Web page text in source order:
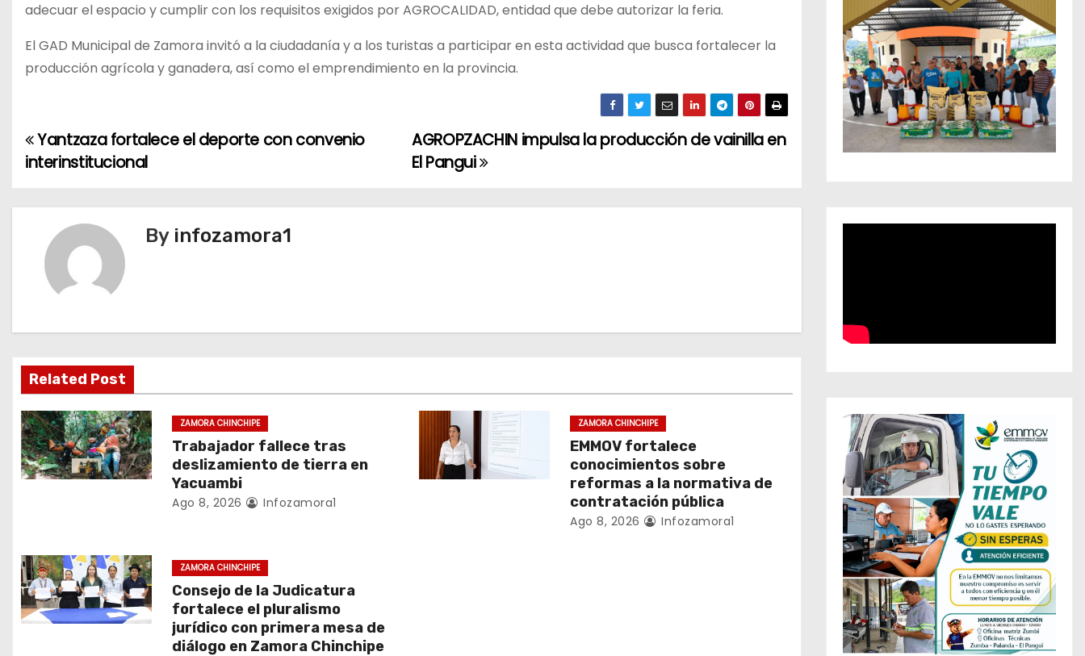
adecuar el espacio y cumplir con los requisitos exigidos por AGROCALIDAD, entidad que debe autorizar la feria.
El GAD Municipal de Zamora invitó a la ciudadanía y a los turistas a participar en esta actividad que busca fortalecer la
producción agrícola y ganadera, así como el emprendimiento en la provincia.
N
v
i
ó
n
d
e
n
t
AGROPZACHIN impulsa la producción de vainilla en
El Pangui
Yantzaza fortalece el deporte con convenio
interinstitucional
By infozamora1
Related Post
ZAMORA CHINCHIPE
Trabajador fallece tras
deslizamiento de tierra en
Yacuambi
Ago 8, 2026 Infozamora1
ZAMORA CHINCHIPE
EMMOV fortalece
conocimientos sobre
reformas a la normativa de
contratación pública
Ago 8, 2026 Infozamora1
ZAMORA CHINCHIPE
Consejo de la Judicatura
fortalece el pluralismo
jurídico con primera mesa de
diálogo en Zamora Chinchipe